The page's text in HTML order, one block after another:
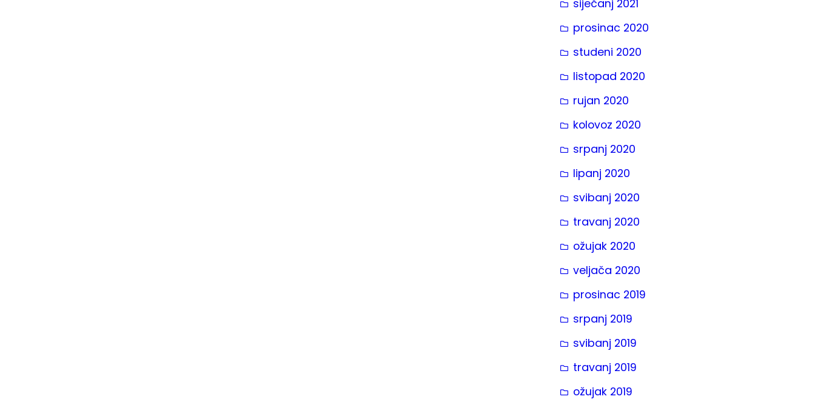
siječanj 2021
prosinac 2020
studeni 2020
listopad 2020
rujan 2020
kolovoz 2020
srpanj 2020
lipanj 2020
svibanj 2020
travanj 2020
ožujak 2020
veljača 2020
prosinac 2019
srpanj 2019
svibanj 2019
travanj 2019
ožujak 2019